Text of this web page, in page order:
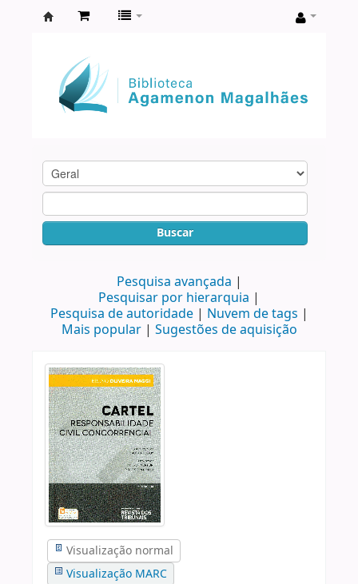
Agamenon
Magalhães
Buscar
Pesquisa avançada
Pesquisar por hierarquia
Pesquisa de autoridade
Nuvem de tags
Mais popular
Sugestões de aquisição
Visualização normal
Visualização MARC